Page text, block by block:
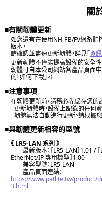
關
■有關韌體更新
如您還有在使用NH-FB/FV網路
版本，
請確認並盡速更新韌體，詳見「資
更新韌體不僅能提高設備的安全
韌體可自本公司網站各產品頁面中
的「如何下載」。）
■注意事項
在韌體更新前，請務必先儲存您的
- 更新韌體時，設備上記錄的任何
- 韌體無法自動進行更新。請根據
■與韌體更新相容的型號
《 LR5-LAN 系列 》
最新版本：［LR5-LAN］1.01 /
EtherNet/IP 專用機型］1.00
兼容型號：LR5-LAN
產品頁面連結：
https://www.patlite.tw/product/
3.html